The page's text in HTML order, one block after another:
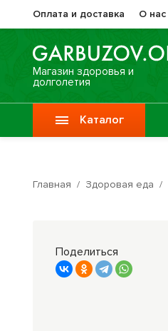
Оплата и доставка О нас
Магазин здоровья и
долголетия
Каталог
Главная / Здоровая еда /
Поделиться